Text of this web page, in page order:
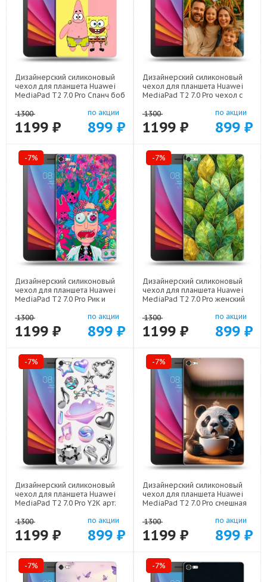
Дизайнерский силиконовый
чехол для планшета Huawei
MediaPad T2 7.0 Pro Спанч боб
1300
1199 ₽
по акции
899 ₽
Дизайнерский силиконовый
чехол для планшета Huawei
MediaPad T2 7.0 Pro чехол с
1300
1199 ₽
по акции
899 ₽
-7%
Дизайнерский силиконовый
чехол для планшета Huawei
MediaPad T2 7.0 Pro Рик и
1300
1199 ₽
по акции
899 ₽
-7%
Дизайнерский силиконовый
чехол для планшета Huawei
MediaPad T2 7.0 Pro женский
1300
1199 ₽
по акции
899 ₽
-7%
Дизайнерский силиконовый
чехол для планшета Huawei
MediaPad T2 7.0 Pro Y2K арт:
1300
1199 ₽
по акции
899 ₽
-7%
Дизайнерский силиконовый
чехол для планшета Huawei
MediaPad T2 7.0 Pro смешная
1300
1199 ₽
по акции
899 ₽
-7% -7%